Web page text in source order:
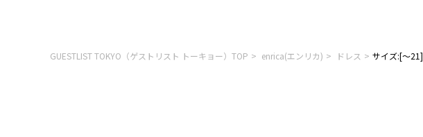
GUESTLIST TOKYO（ゲストリスト トーキョー）TOP enrica(エンリカ) ドレス サイズ:[～21]